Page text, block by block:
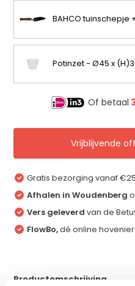
BAHCO tuinschepje
Potinzet - Ø45 x
Of betaal
Vrijblijvende
Gratis bezorging vanaf
Afhalen in Woudenberg
Vers geleverd van de
FlowBo,dé online hovenier
Productomschrijving